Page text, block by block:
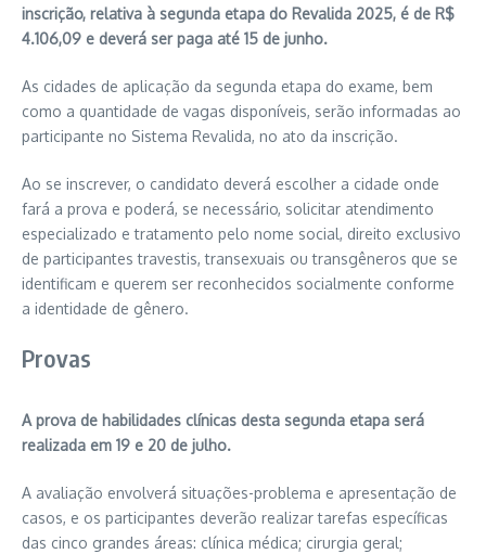
inscrição, relativa à segunda etapa do Revalida 2025, é de R$
4.106,09 e deverá ser paga até 15 de junho.
As cidades de aplicação da segunda etapa do exame, bem
como a quantidade de vagas disponíveis, serão informadas ao
participante no Sistema Revalida, no ato da inscrição.
Ao se inscrever, o candidato deverá escolher a cidade onde
fará a prova e poderá, se necessário, solicitar atendimento
especializado e tratamento pelo nome social, direito exclusivo
de participantes travestis, transexuais ou transgêneros que se
identificam e querem ser reconhecidos socialmente conforme
a identidade de gênero.
Provas
A prova de habilidades clínicas desta segunda etapa será
realizada em 19 e 20 de julho.
A avaliação envolverá situações-problema e apresentação de
casos, e os participantes deverão realizar tarefas específicas
das cinco grandes áreas: clínica médica; cirurgia geral;